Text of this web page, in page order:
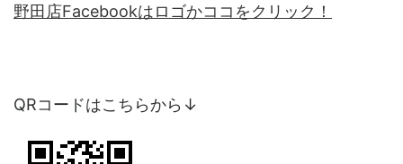
野田店Facebookはロゴかココをクリック！
QRコードはこちらから↓